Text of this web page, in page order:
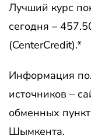
Лучший курс
сегодня –
(CenterCredit).*
Информация
источников –
обменных
Шымкента.